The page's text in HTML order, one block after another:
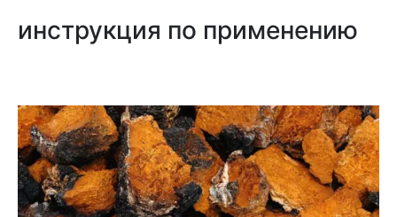
инструкция по применению